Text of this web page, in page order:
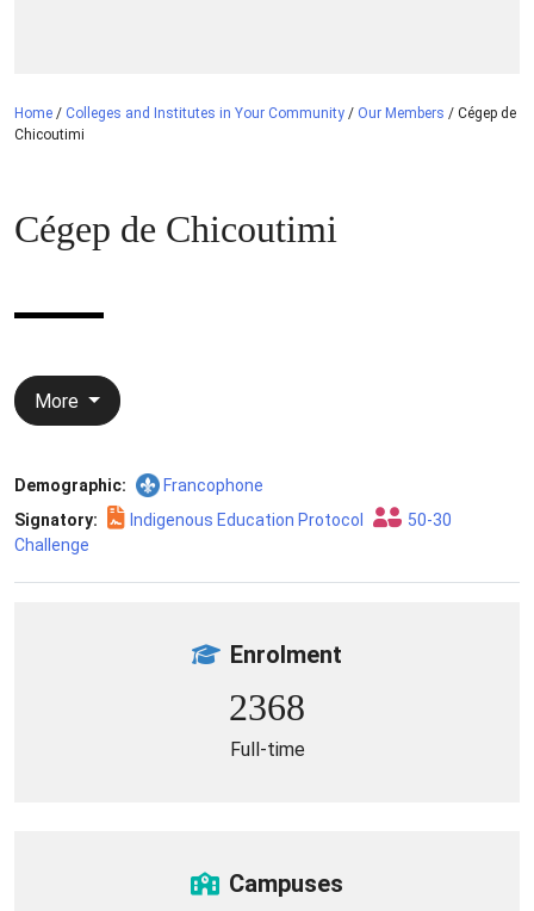
Home / Colleges and Institutes in Your Community / Our Members / Cégep de
Chicoutimi
Cégep de Chicoutimi
More
Demographic:
Francophone
Signatory:
Indigenous Education Protocol
50-30
Challenge
Enrolment
2368
Full-time
Campuses